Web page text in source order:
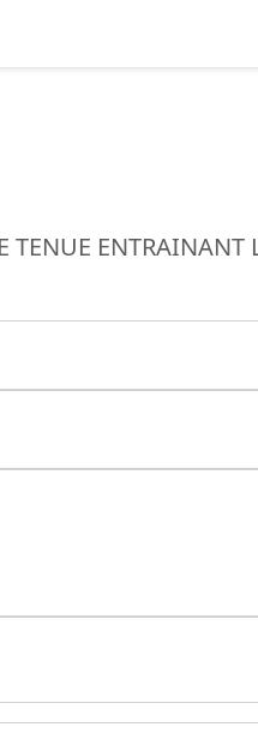
ENTRAINANT